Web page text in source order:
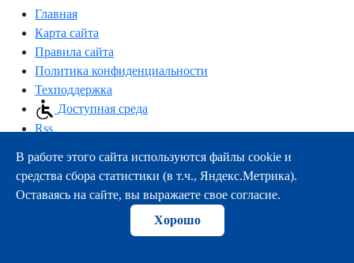
Главная
Карта сайта
Правила сайта
Политика конфиденциальности
Техподдержка
Доступная среда
Rss
163000, г.Архангельск, пр-т Троицкий, 51
тел.:+7 (8182) 21-11-63
e-mail:info@nsmu.ru
© ФГБОУ ВО СГМУ (г. Архангельск) Минздрава России
В работе этого сайта используются файлы cookie и
средства сбора статистики (в т.ч., Яндекс.Метрика).
Оставаясь на сайте, вы выражаете свое согласие.
Хорошо